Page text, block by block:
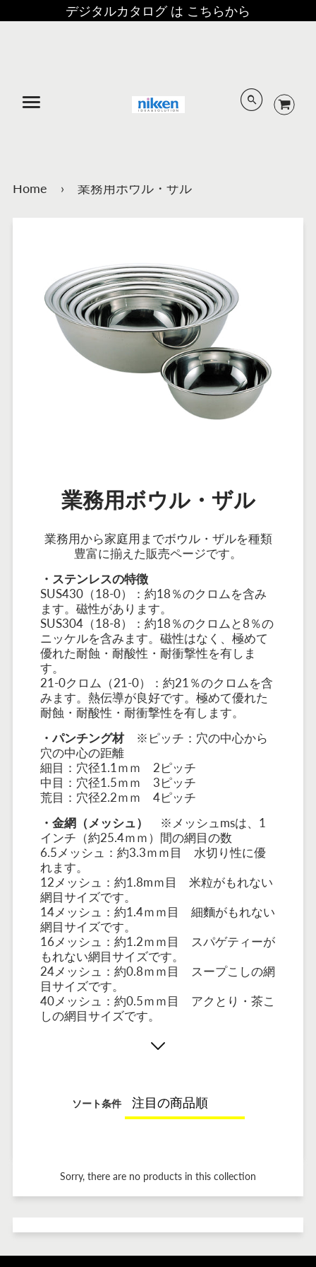
デジタルカタログ は こちらから
Home › 業務用ボウル・ザル
業務用ボウル・ザル
業務用から家庭用までボウル・ザルを種類
豊富に揃えた販売ページです。
・ステンレスの特徴
SUS430（18-0）：約18％のクロムを含み
ます。磁性があります。
SUS304（18-8）： 約18％のクロムと8％の
ニッケルを含みます。磁性はなく、極めて
優れた耐蝕・耐酸性・耐衝撃性を有しま
す。
21-0クロム（21-0）：約21％のクロムを含
みます。熱伝導が良好です。極めて優れた
耐蝕・耐酸性・耐衝撃性を有します。
・パンチング材※ピッチ：穴の中心から
穴の中心の距離
細目：穴径1.1ｍｍ 2ピッチ
中目：穴径1.5ｍｍ 3ピッチ
荒目：穴径2.2ｍｍ 4ピッチ
・金網（メッシュ）
※メッシュmsは、1
インチ（約25.4ｍｍ）間の網目の数
6.5メッシュ：約3.3ｍｍ目 水切り性に優
れます。
12メッシュ：約1.8mｍ目 米粒がもれない
網目サイズです。
14メッシュ：約1.4ｍｍ目 細麵がもれない
網目サイズです。
16メッシュ：約1.2ｍｍ目 スパゲティーが
もれない網目サイズです。
24メッシュ：約0.8ｍｍ目 スープこしの網
目サイズです。
40メッシュ：約0.5ｍｍ目 アクとり・茶こ
しの網目サイズです。
ソート条件
Sorry, there are no products in this collection